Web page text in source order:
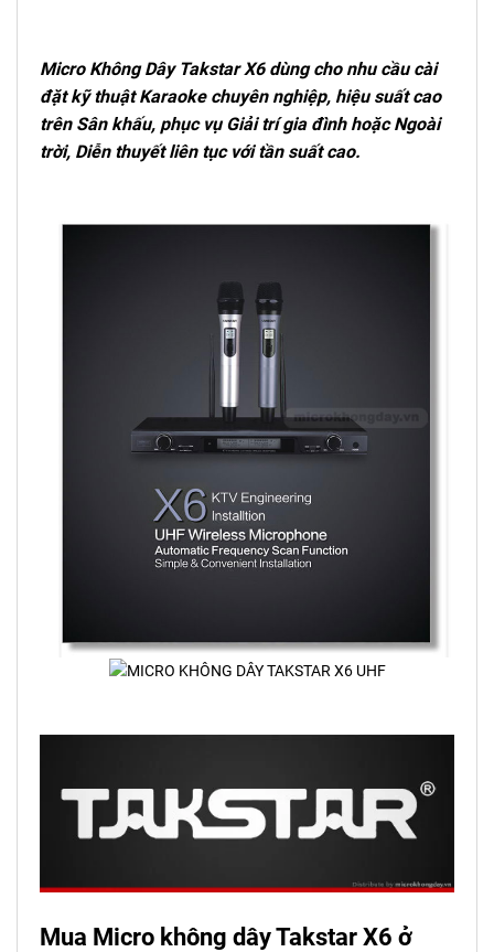
Micro Không Dây Takstar X6dùng cho nhu cầu cài
đặt kỹ thuật Karaoke chuyên nghiệp, hiệu suất cao
trên Sân khấu, phục vụ Giải trí gia đình hoặc Ngoài
trời, Diễn thuyết liên tục với tần suất cao.
Mua Micro không dây Takstar X6 ở